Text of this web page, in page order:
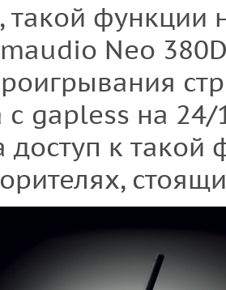
такой функции
Neo
gapless на 24/
доступ к такой